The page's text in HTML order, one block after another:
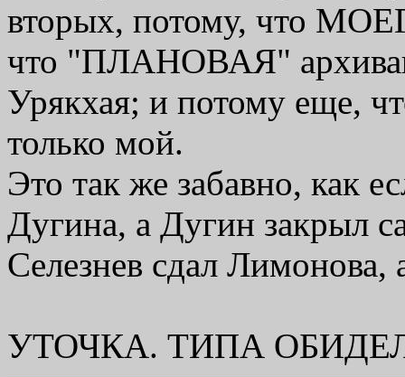
вторых, потому, что
что "ПЛАНОВАЯ"
Урякхая; и потому еще,
только мой.
Это так же забавно, как
Дугина, а Дугин закрыл
Селезнев сдал Лимонова,
УТОЧКА. ТИПА